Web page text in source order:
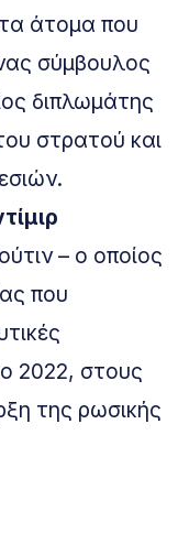
άτομα που
σύμβουλος
διπλωμάτης
στρατού και
– ο οποίος
που
2022, στους
της ρωσικής